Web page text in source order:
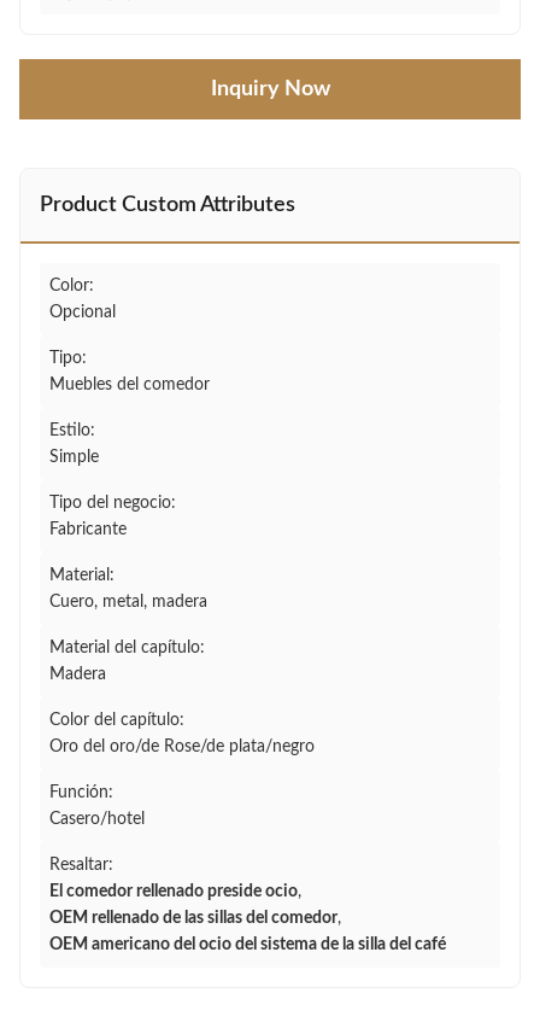
Inquiry Now
Product Custom Attributes
Color:
Opcional
Tipo:
Muebles del comedor
Estilo:
Simple
Tipo del negocio:
Fabricante
Material:
Cuero, metal, madera
Material del capítulo:
Madera
Color del capítulo:
Oro del oro/de Rose/de plata/negro
Función:
Casero/hotel
Resaltar:
El comedor rellenado preside ocio,
OEM rellenado de las sillas del comedor,
OEM americano del ocio del sistema de la silla del café